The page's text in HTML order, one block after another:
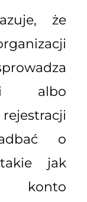
że
albo
o
jak
konto